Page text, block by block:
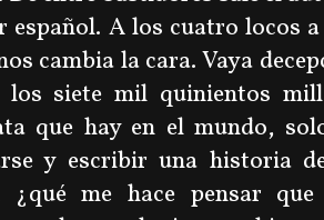
español. A los cuatro locos
cambia la cara. Vaya
los siete mil quinientos
que hay en el mundo,
y escribir una historia
¿qué me hace pensar